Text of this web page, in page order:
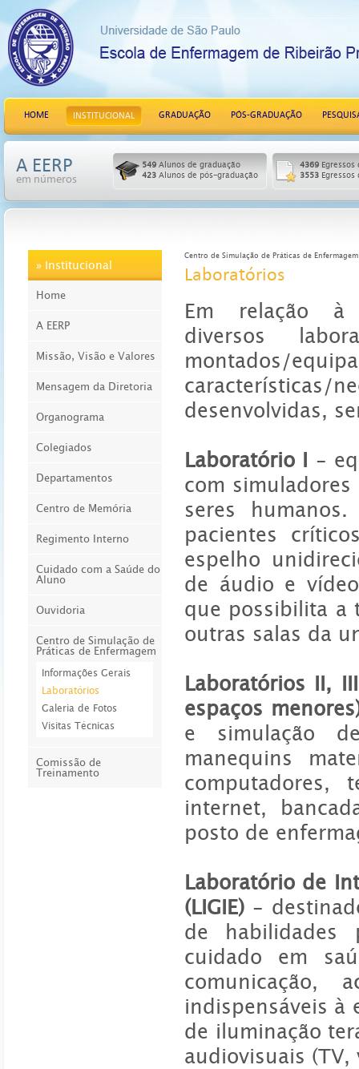
HOME INSTITUCIONAL GRADUAÇÃO PÓS-GRADUAÇÃO
A EERP
em números
549 Alunos de graduação
423 Alunos de pós-graduação
4369 Egressos
3553
» Institucional
Home
A EERP
Missão, Visão e Valores
Mensagem da Diretoria
Organograma
Colegiados
Departamentos
Centro de Memória
Regimento Interno
Cuidado com a Saúde do
Aluno
Ouvidoria
Centro de Simulação de
Práticas de Enfermagem
Informações Gerais
Laboratórios
Galeria de Fotos
Visitas Técnicas
Comissão de
Treinamento
Centro de Simulação de Práticas de
Laboratórios
Em relação
diversos
montados/
características/
desenvolvidas,
Laboratório I -
com
seres
pacientes
espelho
de áudio e
que possibilita a
outras salas da
Laboratórios II,
espaços
e simulação
manequins
computadores,
internet,
posto de
Laboratório de
(LIGIE) -
de habilidades
cuidado em
comunicação,
indispensáveis à
de iluminação
audiovisuais (TV,